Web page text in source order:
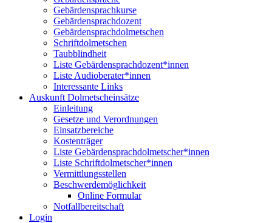
Gebärdensprachkurse
Gebärdensprachdozent
Gebärdensprachdolmetschen
Schriftdolmetschen
Taubblindheit
Liste Gebärdensprachdozent*innen
Liste Audioberater*innen
Interessante Links
Auskunft Dolmetscheinsätze
Einleitung
Gesetze und Verordnungen
Einsatzbereiche
Kostenträger
Liste Gebärdensprachdolmetscher*innen
Liste Schriftdolmetscher*innen
Vermittlungsstellen
Beschwerdemöglichkeit
Online Formular
Notfallbereitschaft
Login